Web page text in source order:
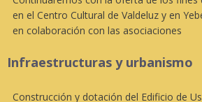
en el Centro Cultural de Valdeluz y en
en colaboración con las asociaciones
Infraestructuras y urbanismo
Construcción y dotación del Edificio de